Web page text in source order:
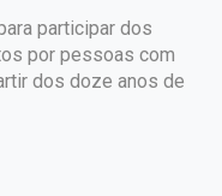
participar dos
por pessoas com
dos doze anos de